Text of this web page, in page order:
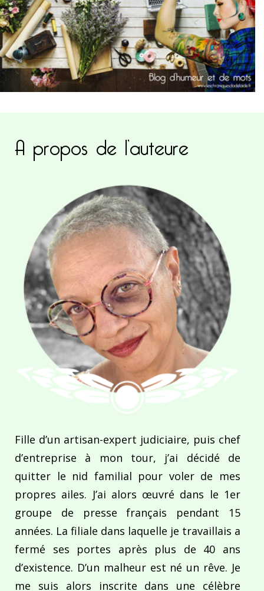
A propos de l’auteure
Fille d’un artisan-expert judiciaire, puis chef
d’entreprise à mon tour, j’ai décidé de
quitter le nid familial pour voler de mes
propres ailes. J’ai alors œuvré dans le 1er
groupe de presse français pendant 15
années. La filiale dans laquelle je travaillais a
fermé ses portes après plus de 40 ans
d’existence. D’un malheur est né un rêve. Je
me suis alors inscrite dans une célèbre